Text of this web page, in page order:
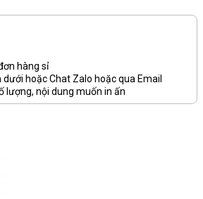
hàng sỉ
dưới hoặc Chat Zalo hoặc qua Email
lượng, nội dung muốn in ấn